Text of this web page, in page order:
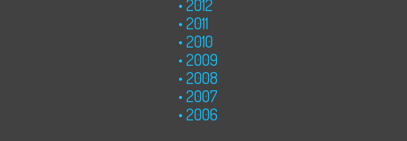
2012
2011
2010
2009
2008
2007
2006